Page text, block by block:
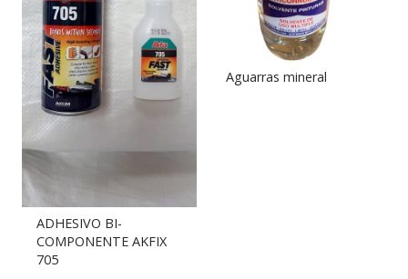
ADHESIVO BI-
COMPONENTE AKFIX
705
Aguarras mineral